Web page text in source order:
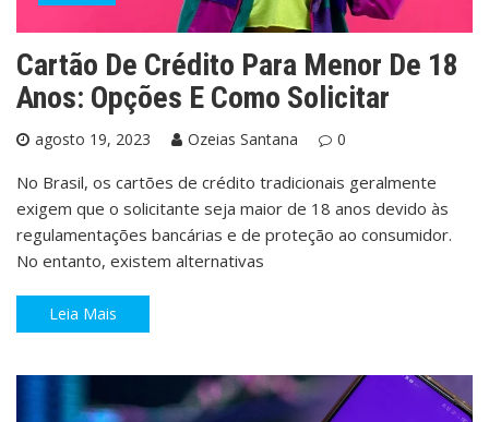
Cartão De Crédito Para Menor De 18
Anos: Opções E Como Solicitar
agosto 19, 2023 Ozeias Santana 0
No Brasil, os cartões de crédito tradicionais geralmente
exigem que o solicitante seja maior de 18 anos devido às
regulamentações bancárias e de proteção ao consumidor.
No entanto, existem alternativas
Leia Mais